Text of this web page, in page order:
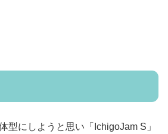
型にしようと思い「IchigoJam S」